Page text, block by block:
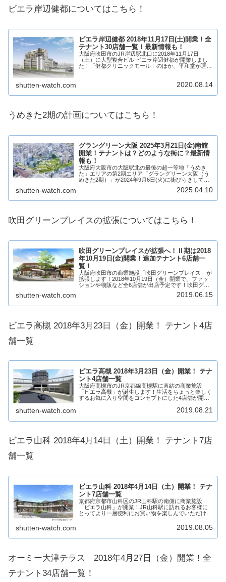
ビエラ岸辺健都についてはこちら！
ビエラ岸辺健都 2018年11月17日(土)開業！全
テナント30店舗一覧！最新情報も！
大阪府吹田市のJR岸辺駅北口に2018年11月17日
（土）に大型複合ビル ビエラ岸辺健都が開業しまし
た！「健都クリニックモール」のほか、平和堂が運営
shutten-watch.com 2020.08.14
うめきた2期の計画についてはこちら！
グラングリーン大阪 2025年3月21日(金)南館
開業！テナントは？どのような街に？最新情
報も！
大阪府大阪市の大阪駅北の最後の超一等地「うめき
た」エリアの第2期エリア「グラングリーン大阪（う
めきた2期）」が2024年9月6日(火)に街びらきして、
shutten-watch.com 2025.04.10
吹田グリーンプレイスの拡張についてはこちら！
吹田グリーンプレイスが拡張へ！Ⅱ期は2018
年10月19日(金)開業！追加テナント6店舗一
覧！
大阪府吹田市の商業施設「吹田グリーンプレイス」が
拡張します！2018年10月19日（金）開業で、ファッ
ションや物販など全6店舗が出店予定です！吹田グリ
ーンプレイス（Ⅱ期）がどのような商業施設になるの
か、見ていきますね。【2018年4月26日...
shutten-watch.com 2019.06.15
ビエラ高槻 2018年3月23日（金）開業！ テナント4店
舗一覧
ビエラ高槻 2018年3月23日（金）開業！ テナ
ント4店舗一覧
大阪府高槻市のJR京都線高槻駅に直結の商業施設
「ビエラ高槻」が誕生します！生活をちょっと楽しく
するお気に入り空間をコンセプトにした4店舗が開
いと思います。是非最後までお付き合いくださいませ
shutten-watch.com 2019.08.21
ビエラ山科 2018年4月14日（土）開業！ テナント7店
舗一覧
ビエラ山科 2018年4月14日（土）開業！ テナ
ント7店舗一覧
京都府京都市山科区のJR山科駅の南側に商業施設
「ビエラ山科」が開業！JR山科駅に訪れるお客様に
とってより一層便利にお買い物を楽しんでいただける
な、ビエラ山科についていろいろ見ていきたいと思い
shutten-watch.com 2019.08.05
オーミー大津テラス 2018年4月27日（金）開業！全
テナント34店舗一覧！